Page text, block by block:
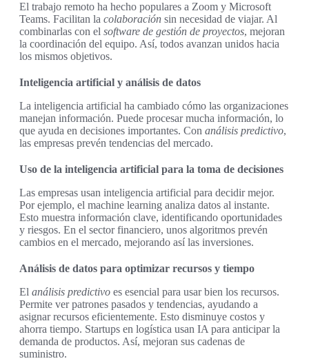
El trabajo remoto ha hecho populares a Zoom y Microsoft
Teams. Facilitan la colaboración sin necesidad de viajar. Al
combinarlas con el software de gestión de proyectos, mejoran
la coordinación del equipo. Así, todos avanzan unidos hacia
los mismos objetivos.
Inteligencia artificial y análisis de datos
La inteligencia artificial ha cambiado cómo las organizaciones
manejan información. Puede procesar mucha información, lo
que ayuda en decisiones importantes. Con análisis predictivo,
las empresas prevén tendencias del mercado.
Uso de la inteligencia artificial para la toma de decisiones
Las empresas usan inteligencia artificial para decidir mejor.
Por ejemplo, el machine learning analiza datos al instante.
Esto muestra información clave, identificando oportunidades
y riesgos. En el sector financiero, unos algoritmos prevén
cambios en el mercado, mejorando así las inversiones.
Análisis de datos para optimizar recursos y tiempo
El análisis predictivo es esencial para usar bien los recursos.
Permite ver patrones pasados y tendencias, ayudando a
asignar recursos eficientemente. Esto disminuye costos y
ahorra tiempo. Startups en logística usan IA para anticipar la
demanda de productos. Así, mejoran sus cadenas de
suministro.